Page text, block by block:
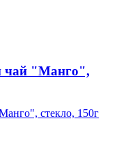
чай "Манго",